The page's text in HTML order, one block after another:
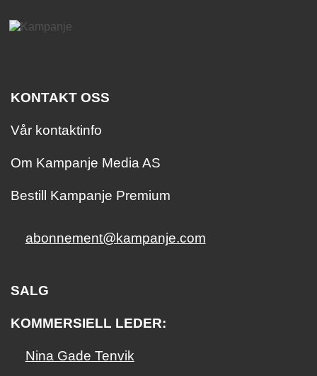
KONTAKT OSS
Vår kontaktinfo
Om Kampanje Media AS
Bestill Kampanje Premium
abonnement@kampanje.com
SALG
KOMMERSIELL LEDER:
Nina Gade Tenvik